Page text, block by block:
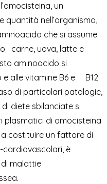
un
nell’organismo,
che si assume
carne, uova, latte e
aminoacido si
e alle vitamine B6 e B12.
di particolari patologie,
di diete sbilanciate si
plasmatici di omocisteina
costituire un fattore di
è
malattie